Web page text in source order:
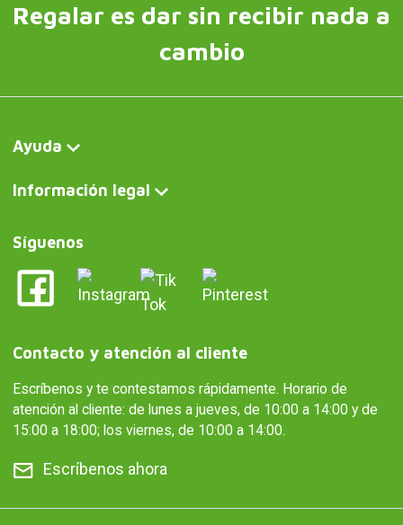
Regalar es dar sin recibir nada a
cambio
Ayuda
Información legal
Síguenos
Contacto y atención al cliente
Escríbenos y te contestamos rápidamente. Horario de
atención al cliente: de lunes a jueves, de 10:00 a 14:00 y de
15:00 a 18:00; los viernes, de 10:00 a 14:00.
Escríbenos ahora